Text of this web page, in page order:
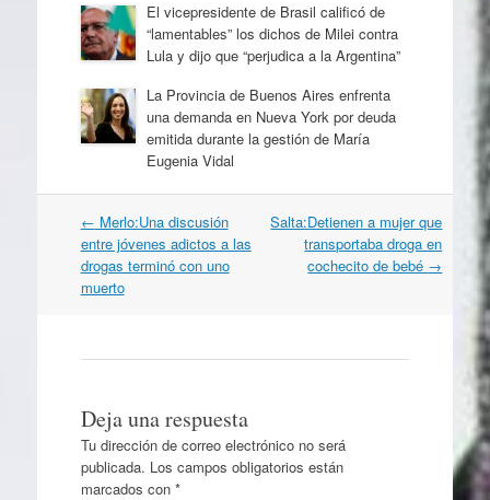
El vicepresidente de Brasil calificó de
“lamentables” los dichos de Milei contra
Lula y dijo que “perjudica a la Argentina”
La Provincia de Buenos Aires enfrenta
una demanda en Nueva York por deuda
emitida durante la gestión de María
Eugenia Vidal
Navegación
por
artículos
← Merlo:Una discusión
entre jóvenes adictos a las
drogas terminó con uno
muerto
Salta:Detienen a mujer que
transportaba droga en
cochecito de bebé →
Deja una respuesta
Tu dirección de correo electrónico no será
publicada. Los campos obligatorios están
marcados con *